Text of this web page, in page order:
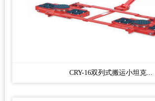
CRY-16双列式搬运小坦克...